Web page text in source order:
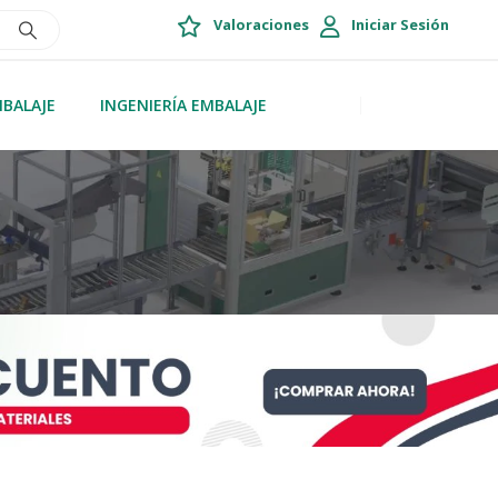
Valoraciones Iniciar Sesión
INGENIERÍA EMBALAJE